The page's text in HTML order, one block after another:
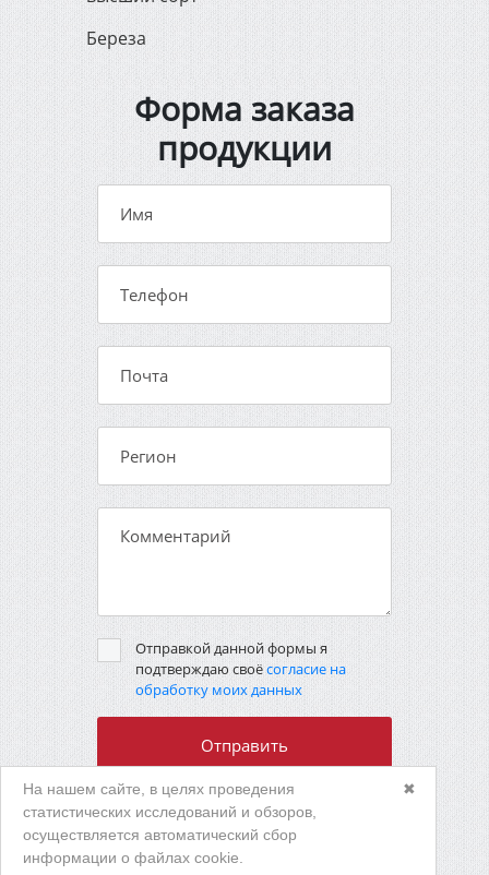
Береза
Форма заказа
продукции
Отправкой данной формы я
подтверждаю своёсогласие на
обработку моих данных
ТУЛА МЕТИЗ
КОМПЛЕКТ
✖
На нашем сайте, в целях проведения
статистических исследований и обзоров,
осуществляется автоматический сбор
информации о файлах cookie.